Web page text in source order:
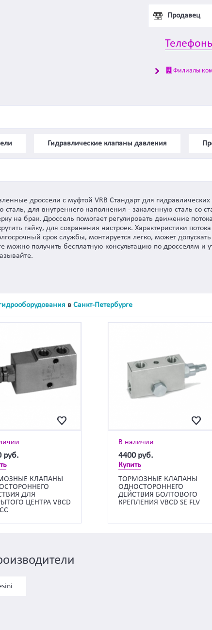
Продавец
Филиалы
Гидравлические клапаны давления
дроссели с муфтой VRB Стандарт для
для внутреннего наполнения - закаленную сталь со
на брак. Дроссель помогает регулировать движение
гайку, для сохранения настроек. Характеристики
срок службы, монтируется легко, может
можно получить бесплатную консультацию по дросселям и
в Санкт-Петербурге
руб.
КЛАПАНЫ
ДЛЯ
ЦЕНТРА VBCD
В наличии
4400 руб.
Купить
ТОРМОЗНЫЕ КЛАПАНЫ
ОДНОСТОРОННЕГО
ДЕЙСТВИЯ БОЛТОВОГО
КРЕПЛЕНИЯ VBCD SE FLV